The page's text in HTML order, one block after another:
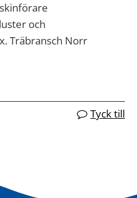
och
Träbransch Norr
Tyck till